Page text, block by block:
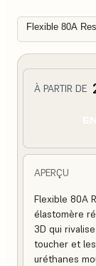
Flexible 80A
À PARTIR DE
APERÇU
Flexible 80A
élastomère
3D qui
toucher et
uréthanes